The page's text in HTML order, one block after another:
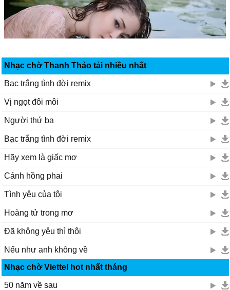
Nhạc chờ Thanh Thảo tải nhiều nhất
Bạc trắng tình đời remix
Vị ngọt đôi môi
Người thứ ba
Bạc trắng tình đời remix
Hãy xem là giấc mơ
Cánh hồng phai
Tình yêu của tôi
Hoàng tử trong mơ
Đã không yêu thì thôi
Nếu như anh không về
Nhạc chờ Viettel hot nhất tháng
50 năm về sau